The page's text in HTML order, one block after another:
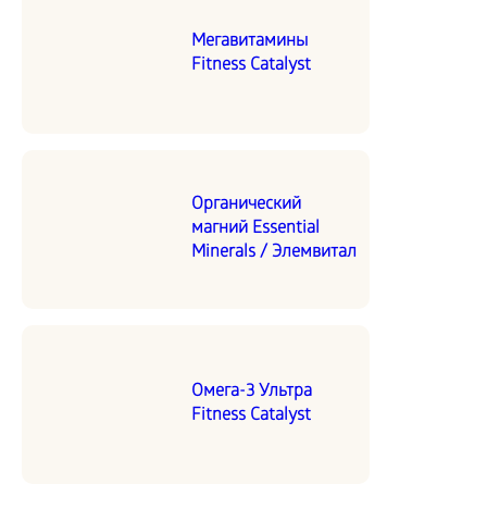
Мегавитамины
Fitness Catalyst
Органический
магний Essential
Minerals / Элемвитал
Омега-3 Ультра
Fitness Catalyst